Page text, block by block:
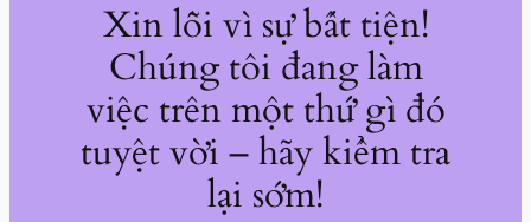
Xin lỗi vì sự bất tiện!
Chúng tôi đang làm
việc trên một thứ gì đó
tuyệt vời – hãy kiểm tra
lại sớm!